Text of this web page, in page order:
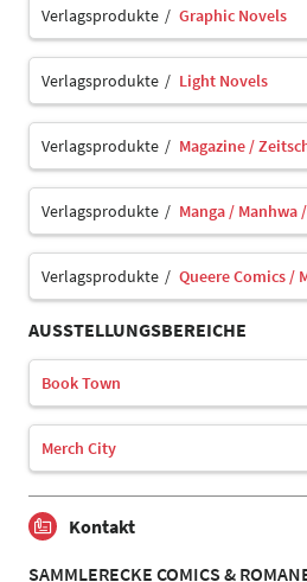
Verlagsprodukte Graphic Novels
Verlagsprodukte Light Novels
Verlagsprodukte Magazine /
Verlagsprodukte Manga / Manhwa
Verlagsprodukte Queere Comics /
AUSSTELLUNGSBEREICHE
Book Town
Merch City
Kontakt
SAMMLERECKE COMICS &